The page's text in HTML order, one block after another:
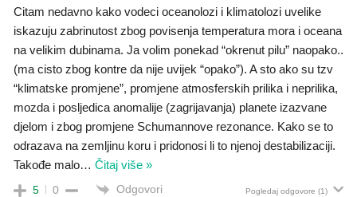
Citam nedavno kako vodeci oceanolozi i klimatolozi uvelike
iskazuju zabrinutost zbog povisenja temperatura mora i oceana
na velikim dubinama. Ja volim ponekad “okrenut pilu” naopako..
(ma cisto zbog kontre da nije uvijek “opako”). A sto ako su tzv
“klimatske promjene”, promjene atmosferskih prilika i neprilika,
mozda i posljedica anomalije (zagrijavanja) planete izazvane
djelom i zbog promjene Schumannove rezonance. Kako se to
odrazava na zemljinu koru i pridonosi li to njenoj destabilizaciji.
Takođe malo… Čitaj više »
5 0 Odgovori Pogledaj odgovore (1)